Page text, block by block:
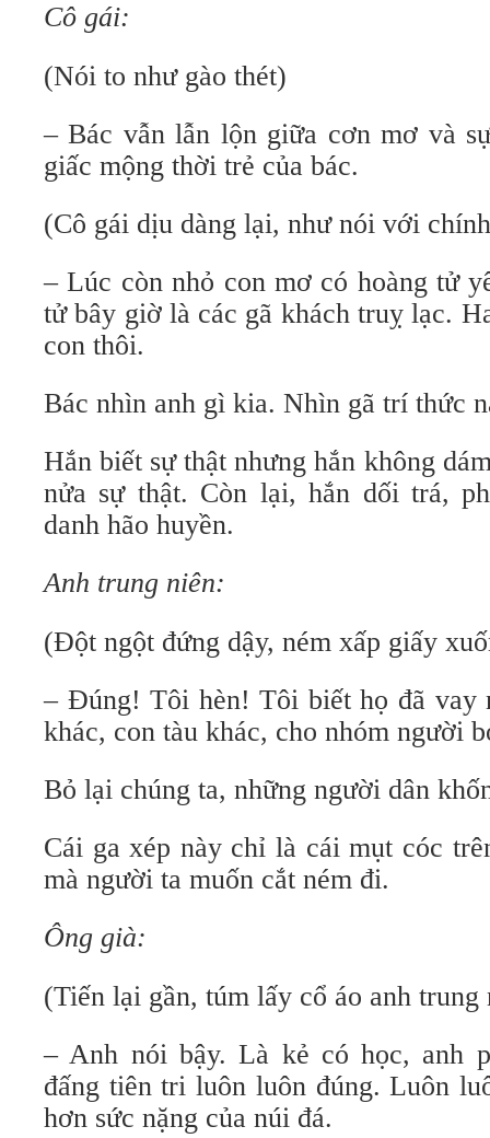
Cô gái:
(Nói to như gào thét)
– Bác vẫn lẫn lộn giữa cơn mơ và
giấc mộng thời trẻ của bác.
(Cô gái dịu dàng lại, như nói với
– Lúc còn nhỏ con mơ có hoàng tử
tử bây giờ là các gã khách truỵ lạc.
con thôi.
Bác nhìn anh gì kia. Nhìn gã trí thức
Hắn biết sự thật nhưng hắn không
nửa sự thật. Còn lại, hắn dối trá,
danh hão huyền.
Anh trung niên:
(Đột ngột đứng dậy, ném xấp giấy
– Đúng! Tôi hèn! Tôi biết họ đã vay
khác, con tàu khác, cho nhóm người
Bỏ lại chúng ta, những người dân
Cái ga xép này chỉ là cái mụt cóc
mà người ta muốn cắt ném đi.
Ông già:
(Tiến lại gần, túm lấy cổ áo anh
– Anh nói bậy. Là kẻ có học, anh
đấng tiên tri luôn luôn đúng. Luôn
hơn sức nặng của núi đá.